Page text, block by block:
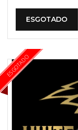
ESGOTADO
ESGOTADO